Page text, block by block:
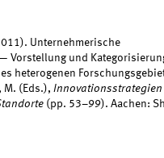
Unternehmerische
Vorstellung und
heterogenen
M. (Eds.),Innovationsstrategien
(pp. 53–99). Aachen: